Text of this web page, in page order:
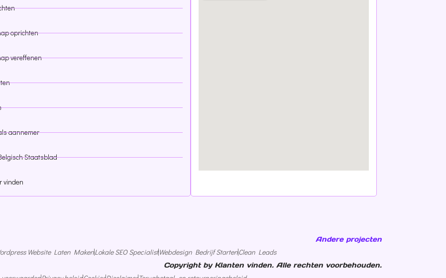
oprichten
vereffenen
aannemer
Staatsblad
vinden
Andere projecten
Website Laten MakenLokale SEO SpecialistWebdesign Bedrijf StartenClean Leads
Copyright by Klanten vinden. Alle rechten voorbehouden.